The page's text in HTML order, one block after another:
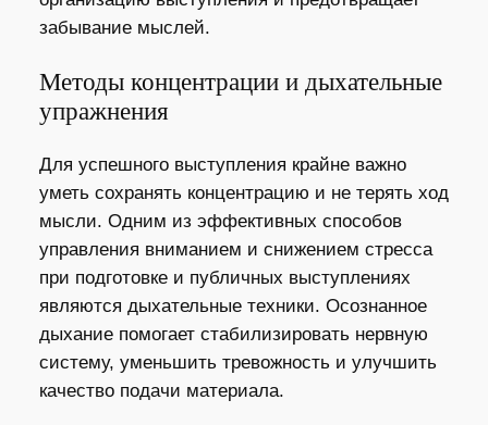
забывание мыслей.
Методы концентрации и дыхательные
упражнения
Для успешного выступления крайне важно
уметь сохранять концентрацию и не терять ход
мысли. Одним из эффективных способов
управления вниманием и снижением стресса
при подготовке и публичных выступлениях
являются дыхательные техники. Осознанное
дыхание помогает стабилизировать нервную
систему, уменьшить тревожность и улучшить
качество подачи материала.